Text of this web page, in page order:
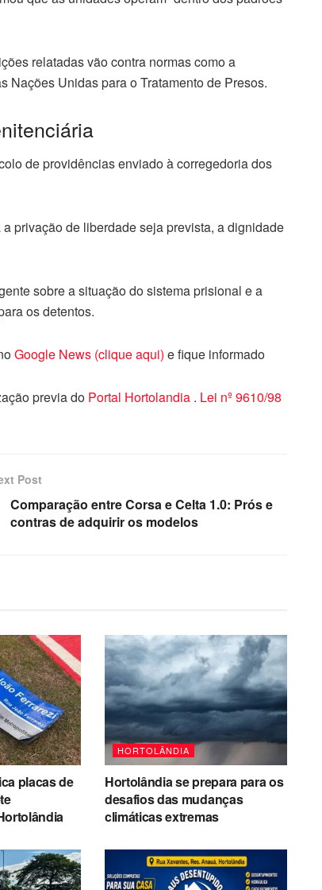
relatadas vão contra normas como a
Nações Unidas para o Tratamento de Presos.
de providências enviado à corregedoria dos
privação de liberdade seja prevista, a dignidade
sobre a situação do sistema prisional e a
os detentos.
Google News (clique aqui) e fique informado
previa do Portal Hortolandia . Lei nº 9610/98
Post
Comparação entre Corsa e Celta 1.0: Prós e
contras de adquirir os modelos
placas de
HORTOLÂNDIA
Hortolândia se prepara para os
desafios das mudanças
climáticas extremas